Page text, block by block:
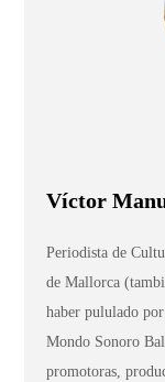
Víctor
Periodista de
de Mallorca
haber pululado
Mondo Sonoro
promotoras,